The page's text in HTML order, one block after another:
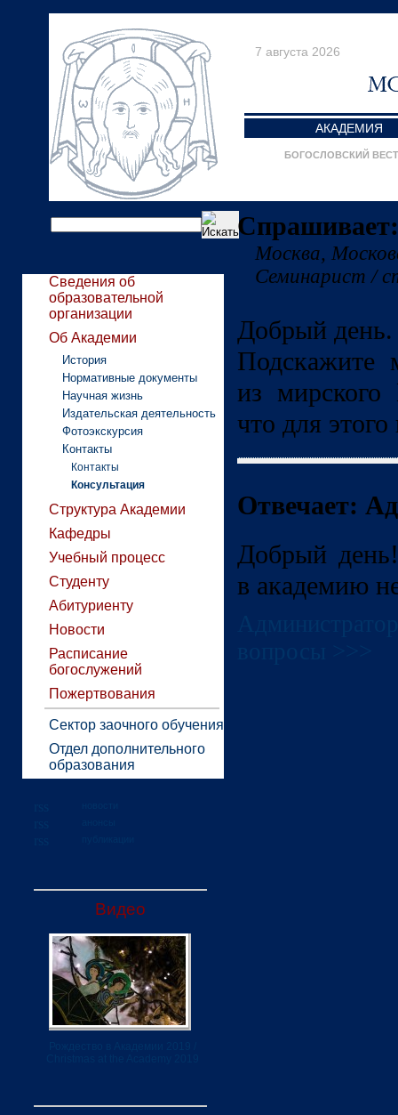
7 августа 2026
АКАДЕМИЯ
БОГОСЛОВСКИЙ
Сведения об
образовательной
организации
Об Академии
История
Нормативные документы
Научная жизнь
Издательская деятельность
Фотоэкскурсия
Контакты
Контакты
Консультация
Структура Академии
Кафедры
Учебный процесс
Студенту
Абитуриенту
Новости
Расписание
богослужений
Пожертвования
Сектор заочного обучения
Отдел дополнительного
образования
Видео
Москва,
Семинарист /
Добрый день.
Подскажите
из
что для этого
Отвечает:
Добрый
в академию